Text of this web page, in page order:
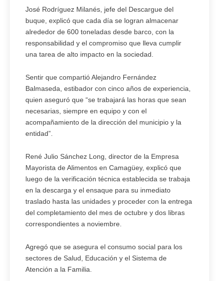
José Rodríguez Milanés, jefe del Descargue del
buque, explicó que cada día se logran almacenar
alrededor de 600 toneladas desde barco, con la
responsabilidad y el compromiso que lleva cumplir
una tarea de alto impacto en la sociedad.
Sentir que compartió Alejandro Fernández
Balmaseda, estibador con cinco años de experiencia,
quien aseguró que “se trabajará las horas que sean
necesarias, siempre en equipo y con el
acompañamiento de la dirección del municipio y la
entidad”.
René Julio Sánchez Long, director de la Empresa
Mayorista de Alimentos en Camagüey, explicó que
luego de la verificación técnica establecida se trabaja
en la descarga y el ensaque para su inmediato
traslado hasta las unidades y proceder con la entrega
del completamiento del mes de octubre y dos libras
correspondientes a noviembre.
Agregó que se asegura el consumo social para los
sectores de Salud, Educación y el Sistema de
Atención a la Familia.